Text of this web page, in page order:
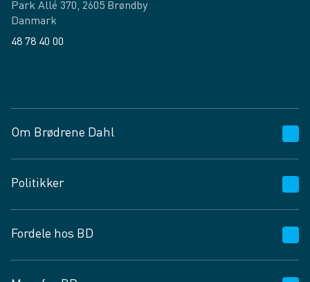
Park Allé 370, 2605 Brøndby
Danmark
48 78 40 00
Om Brødrene Dahl
Vagttelefon 30 10 89 89
Spørgsmål og svar
Job og karriere
Fødevarekontrolrapport
Politikker
Privatlivspolitik
Cookies
Fordele hos BD